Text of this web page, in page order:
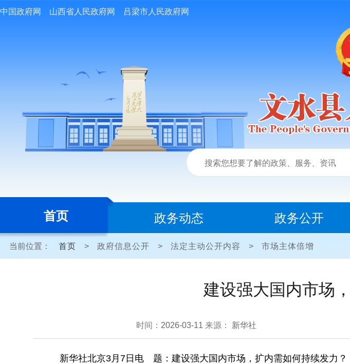
中国政府网 山西省人民政府网 吕梁市人民政府网
首页 政务动态 政务公开
当前位置： 首页 > 政府信息公开 > 法定主动公开内容 > 市场主体倍增
建设强大国内市场
时间： 2026-03-11 来源： 新华社
新华社北京3月7日电 题：建设强大国内市场，扩内需如何持续发力？